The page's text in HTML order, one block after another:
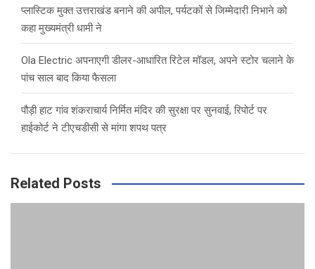
प्लास्टिक मुक्त उत्तराखंड बनाने की अपील, पर्यटकों से जिम्मेदारी निभाने को
कहा मुख्यमंत्री धामी ने
Ola Electric अपनाएगी डीलर-आधारित रिटेल मॉडल, अपने स्टोर चलाने के
पांच साल बाद किया फैसला
पौड़ी हाट गांव शंकराचार्य निर्मित मंदिर की सुरक्षा पर सुनवाई, रिपोर्ट पर
हाईकोर्ट ने टीएचडीसी से मांगा शपथ पत्र
Related Posts